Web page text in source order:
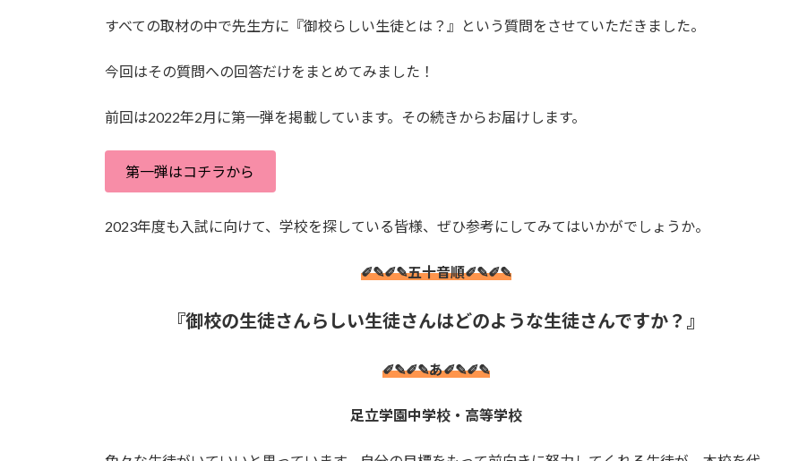
すべての取材の中で先生方に『御校らしい生徒とは？』という質問をさせていただきました。
今回はその質問への回答だけをまとめてみました！
前回は2022年2月に第一弾を掲載しています。その続きからお届けします。
第一弾はコチラから
2023年度も入試に向けて、学校を探している皆様、ぜひ参考にしてみてはいかがでしょうか。
✐✎✐✎五十音順✐✎✐✎
『御校の生徒さんらしい生徒さんはどのような生徒さんですか？』
✐✎✐✎あ✐✎✐✎
足立学園中学校・高等学校